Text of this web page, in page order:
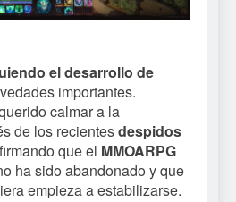
el desarrollo de
importantes.
calmar a la
de los recientesdespidos
que el MMOARPG
ha sido abandonado y que
empieza a estabilizarse.